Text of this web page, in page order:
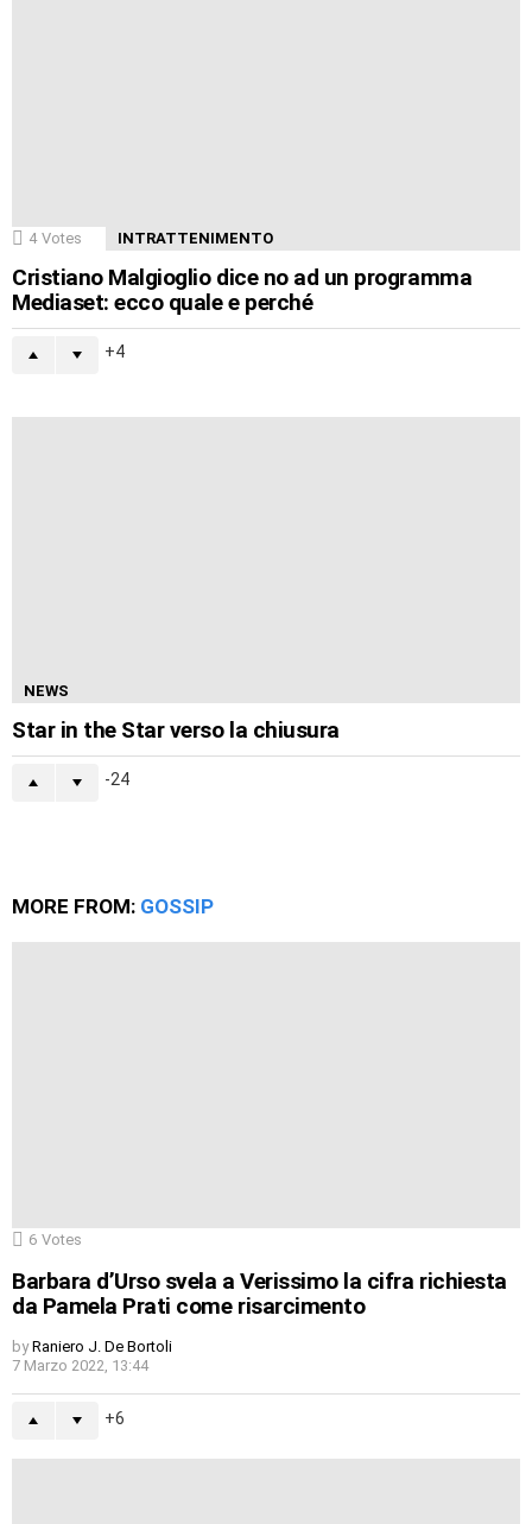
4 Votes INTRATTENIMENTO
Cristiano Malgioglio dice no ad un programma
Mediaset: ecco quale e perché
4
NEWS
Star in the Star verso la chiusura
-24
MORE FROM: GOSSIP
6 Votes
Barbara d’Urso svela a Verissimo la cifra richiesta
da Pamela Prati come risarcimento
by Raniero J. De Bortoli
7 Marzo 2022, 13:44
6